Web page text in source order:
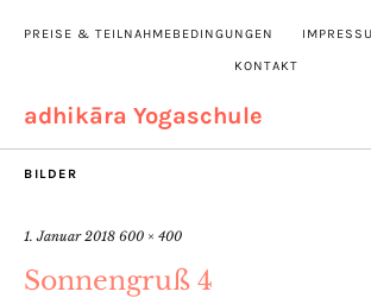
PREISE & TEILNAHMEBEDINGUNGEN
KONTAKT
adhikāra Yogaschule
BILDER
1. Januar 2018 600 × 400
Sonnengruß 4